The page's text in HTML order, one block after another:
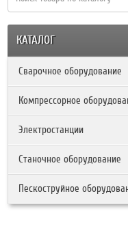
КАТАЛОГ
Сварочное оборудование
Компрессорное
Электростанции
Станочное оборудование
Пескоструйное